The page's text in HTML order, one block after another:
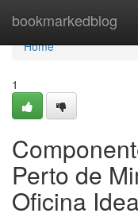
bookmarkedblog
Home
Home
1
Perto de
Oficina